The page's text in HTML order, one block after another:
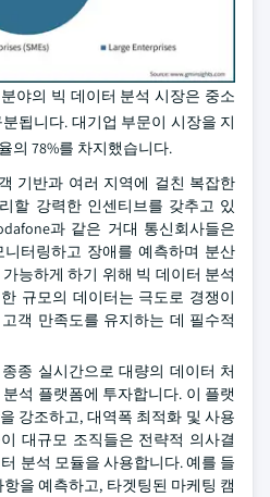
야의 빅 데이터 분석 시장은 중소
됩니다. 대기업 부문이 시장을 지
의 78%를 차지했습니다.
기반과 여러 지역에 걸친 복잡한
할 강력한 인센티브를 갖추고 있
과 같은 거대 통신회사들은
터링하고 장애를 예측하며 분산
능하게 하기 위해 빅 데이터 분석
규모의 데이터는 극도로 경쟁이
객 만족도를 유지하는 데 필수적
종 실시간으로 대량의 데이터 처
석 플랫폼에 투자합니다. 이 플랫
강조하고, 대역폭 최적화 및 사용
대규모 조직들은 전략적 의사결
분석 모듈을 사용합니다. 예를 들
을 예측하고, 타겟팅된 마케팅 캠